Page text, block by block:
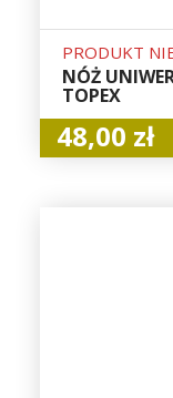
PRODUKT
NÓŻ
TOPEX
48,00 zł